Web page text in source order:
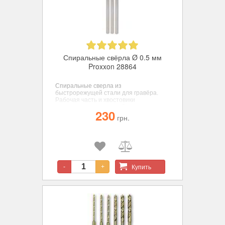
Спиральные свёрла Ø 0.5 мм
Proxxon 28864
Спиральные сверла из
быстрорежущей стали для гравёра.
Рабочая часть и хвостовики
достижения соосности, диаметр 0,5
230 грн.
- + Купить